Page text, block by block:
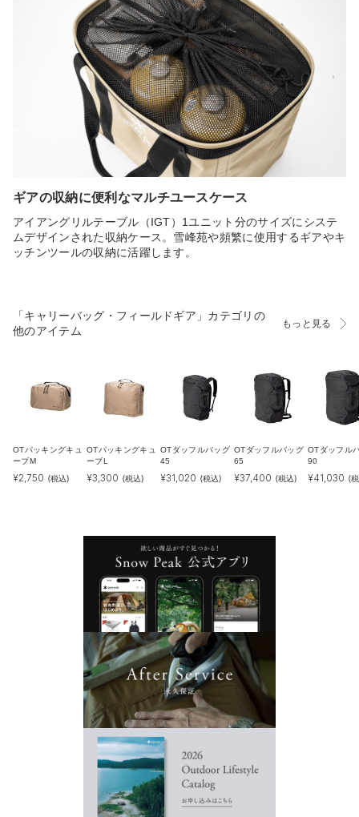
ギアの収納に便利なマルチユースケース
アイアングリルテーブル（IGT）1ユニット分のサイズにシステ
ムデザインされた収納ケース。雪峰苑や頻繁に使用するギアやキ
ッチンツールの収納に活躍します。
「キャリーバッグ・フィールドギア」カテゴリの
他のアイテム
もっと見る
OTパッキングキュ
ーブM
¥2,750 (税込)
OTパッキングキュ
ーブL
¥3,300 (税込)
OTダッフルバッグ
45
¥31,020 (税込)
OTダッフルバッグ
65
¥37,400 (税込)
OTダッフル
90
¥41,030 (